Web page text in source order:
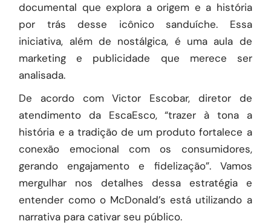
documental que explora a origem e a história
por trás desse icônico sanduíche. Essa
iniciativa, além de nostálgica, é uma aula de
marketing e publicidade que merece ser
analisada.
De acordo com Victor Escobar, diretor de
atendimento da EscaEsco, “trazer à tona a
história e a tradição de um produto fortalece a
conexão emocional com os consumidores,
gerando engajamento e fidelização”. Vamos
mergulhar nos detalhes dessa estratégia e
entender como o McDonald’s está utilizando a
narrativa para cativar seu público.